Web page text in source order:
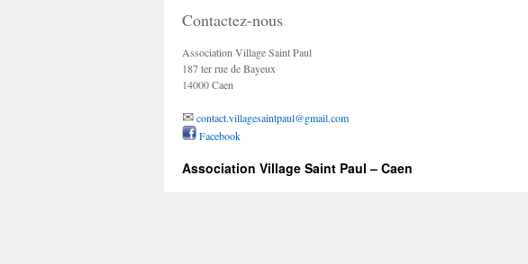
Contactez-nous
Association Village Saint Paul
187 ter rue de Bayeux
14000 Caen
✉contact.villagesaintpaul@gmail.com
Facebook
Association Village Saint Paul – Caen